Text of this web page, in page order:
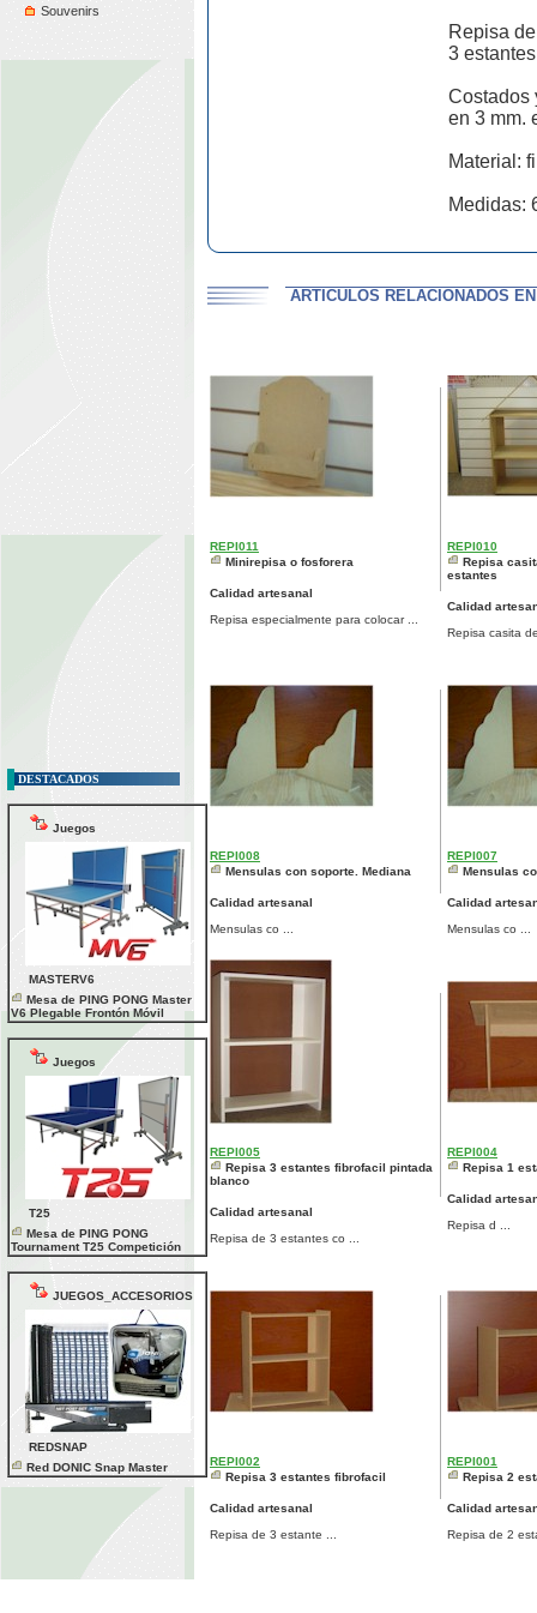
Souvenirs
DESTACADOS
Juegos
MASTERV6
Mesa de PING PONG Master
V6 Plegable Frontón Móvil
Juegos
T25
Mesa de PING PONG
Tournament T25 Competición
JUEGOS_ACCESORIOS
REDSNAP
Red DONIC Snap Master
Repisa
3
Costados
en 3 mm.
Material:
Medidas:
ARTICULOS RELACIONADOS
REPI011
Minirepisa o fosforera
Calidad artesanal
Repisa especialmente para colocar ...
REPI010
Repisa
estantes
Calidad
Repisa casita
REPI008
Mensulas con soporte. Mediana
Calidad artesanal
Mensulas co ...
REPI007
Mensulas
Calidad
Mensulas co ...
REPI005
Repisa 3 estantes fibrofacil pintada
blanco
Calidad artesanal
Repisa de 3 estantes co ...
REPI004
Repisa 1
Calidad
Repisa d ...
REPI002
Repisa 3 estantes fibrofacil
Calidad artesanal
Repisa de 3 estante ...
REPI001
Repisa 2
Calidad
Repisa de 2